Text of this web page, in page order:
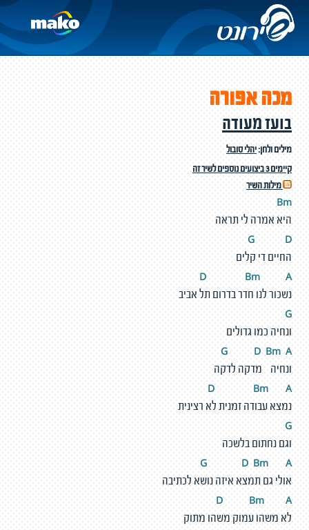
מכה אפורה
בועז מעודה
מילים ולחן:יהלי סובול
קיימים 3 ביצועים נוספים לשיר זה
מילות השיר
Bm
היא אמרה לי תראה
G D
החיים די קלים
D Bm A
נשכור לנו חדר בדרום תל אביב
G
ונחיה כמו גדולים
G D Bm A
ונחיה מדקה לדקה
D Bm A
נמצא עבודה זמנית לא רצינית
G
וגם נחתום בלשכה
G D Bm A
אולי גם תמצא איזה נושא לכתיבה
D Bm A
לא משהו עמוק משהו מתוק